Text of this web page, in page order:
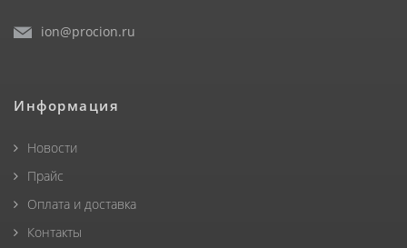
ion@procion.ru
Информация
Новости
Прайс
Оплата и доставка
Контакты